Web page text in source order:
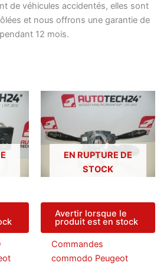
de véhicules accidentés, elles sont
et nous offrons une garantie de
12 mois.
EN RUPTURE DE
STOCK
Avertir lorsque le
produit est en stock
Commandes
commodo Peugeot